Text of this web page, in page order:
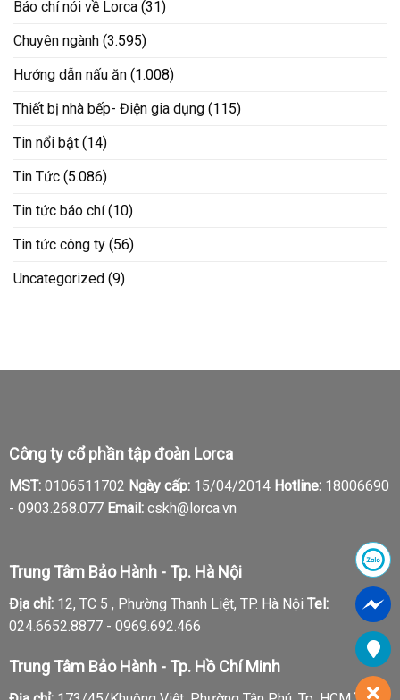
Báo chí nói về Lorca (31)
Chuyên ngành (3.595)
Hướng dẫn nấu ăn (1.008)
Thiết bị nhà bếp- Điện gia dụng (115)
Tin nổi bật (14)
Tin Tức (5.086)
Tin tức báo chí(10)
Tin tức công ty (56)
Uncategorized (9)
Công ty cổ phần tập đoàn Lorca
MST:0106511702 Ngày cấp:15/04/2014 Hotline:18006690
- 0903.268.077 Email:cskh@lorca.vn
Trung Tâm Bảo Hành - Tp. Hà Nội
Địa chỉ:12, TC 5 , Phường Thanh Liệt, TP. Hà Nội Tel:
024.6652.8877 - 0969.692.466
Trung Tâm Bảo Hành - Tp. Hồ Chí Minh